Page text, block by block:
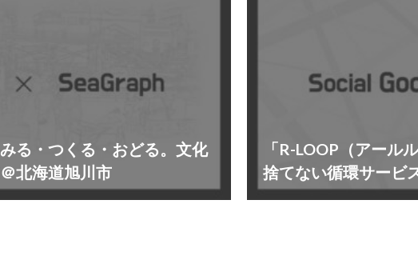
る・つくる・おどる。文化
北海道旭川市
「R-LOOP（アール
捨てない循環サービ